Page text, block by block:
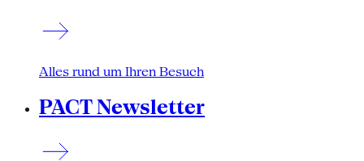
Alles rund um Ihren Besuch
PACT Newsletter